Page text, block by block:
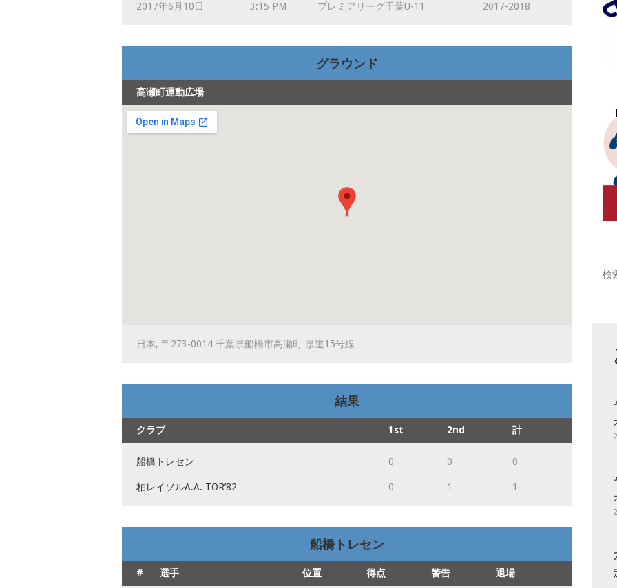
2017年6月10日 3:15 PM プレミアリーグ千葉U-11 2017-2018
グラウンド
高瀬町運動広場
日本, 〒273-0014 千葉県船橋市高瀬町 県道15号線
結果
クラブ 1st 2nd 計
船橋トレセン 0 0 0
柏レイソルA.A. TOR’82 0 1 1
船橋トレセン
# 選手 位置 得点 警告 退場